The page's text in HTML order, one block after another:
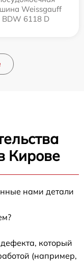
Weissgauff
BDW 6118 D
Кирове
нами детали
который
(например,